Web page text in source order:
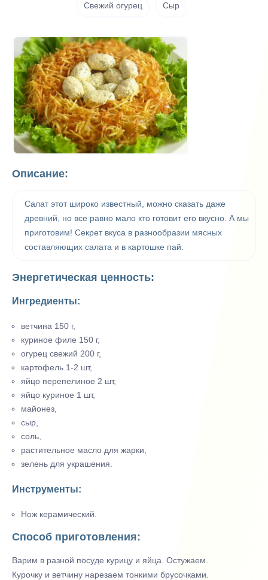
Свежий огурец Сыр
Описание:
Салат этот широко известный, можно сказать даже
древний, но все равно мало кто готовит его вкусно. А мы
приготовим! Секрет вкуса в разнообразии мясных
составляющих салата и в картошке пай.
Энергетическая ценность:
Ингредиенты:
ветчина 150 г,
куриное филе 150 г,
огурец свежий 200 г,
картофель 1-2 шт,
яйцо перепелиное 2 шт,
яйцо куриное 1 шт,
майонез,
сыр,
соль,
растительное масло для жарки,
зелень для украшения.
Инструменты:
Нож керамический.
Способ приготовления:
Варим в разной посуде курицу и яйца. Остужаем.
Курочку и ветчину нарезаем тонкими брусочками.